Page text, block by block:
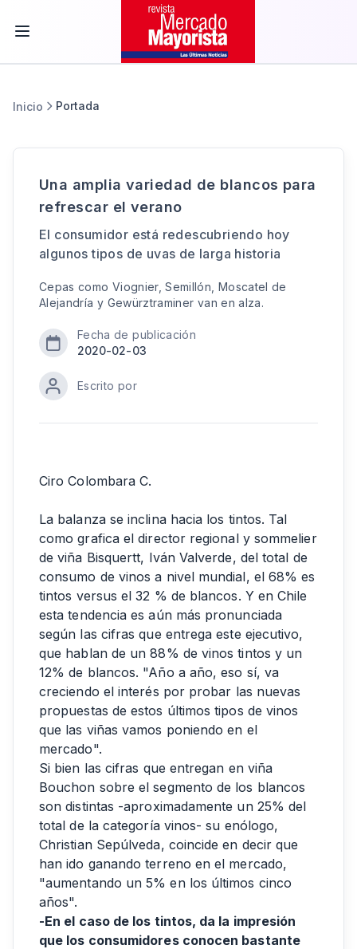
Inicio Portada
Una amplia variedad de blancos para
refrescar el verano
El consumidor está redescubriendo hoy
algunos tipos de uvas de larga historia
Cepas como Viognier, Semillón, Moscatel de
Alejandría y Gewürztraminer van en alza.
Fecha de publicación
2020-02-03
Escrito por
Ciro Colombara C.
La balanza se inclina hacia los tintos. Tal
como grafica el director regional y sommelier
de viña Bisquertt, Iván Valverde, del total de
consumo de vinos a nivel mundial, el 68% es
tintos versus el 32 % de blancos. Y en Chile
esta tendencia es aún más pronunciada
según las cifras que entrega este ejecutivo,
que hablan de un 88% de vinos tintos y un
12% de blancos. "Año a año, eso sí, va
creciendo el interés por probar las nuevas
propuestas de estos últimos tipos de vinos
que las viñas vamos poniendo en el
mercado".
Si bien las cifras que entregan en viña
Bouchon sobre el segmento de los blancos
son distintas -aproximadamente un 25% del
total de la categoría vinos- su enólogo,
Christian Sepúlveda, coincide en decir que
han ido ganando terreno en el mercado,
"aumentando un 5% en los últimos cinco
años".
-En el caso de los tintos, da la impresión
que los consumidores conocen bastante